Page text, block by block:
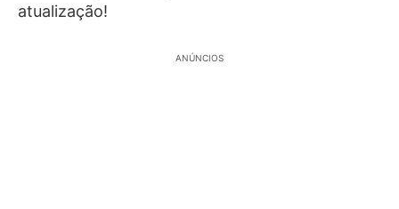
atualização!
ANÚNCIOS